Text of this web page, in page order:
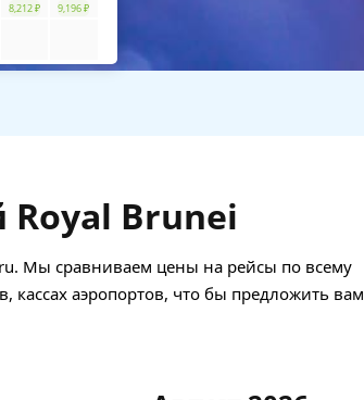
8,212 ₽ 9,196 ₽
Brunei
Мы сравниваем цены на рейсы по всему
кассах аэропортов, что бы предложить вам